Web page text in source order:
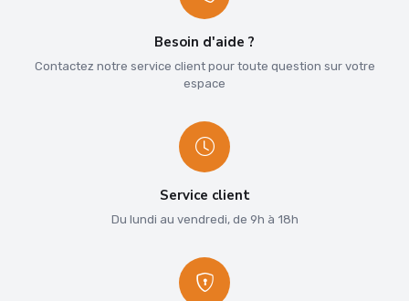
Besoin d'aide ?
Contactez notre service client pour toute question sur votre
espace
Service client
Du lundi au vendredi, de 9h à 18h